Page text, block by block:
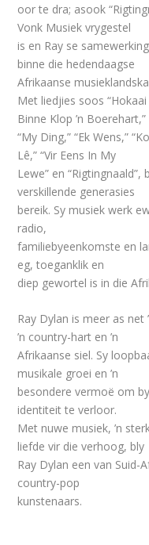
oor te dra; asook
Vonk Musiek vrygestel
is en Ray se
binne die hedendaagse
Afrikaanse
Met liedjies soos “Hokaai
Binne Klop ’n Boerehart,”
“My Ding,” “Ek Wens,”
Lê,” “Vir Eens In My
Lewe” en
verskillende generasies
bereik. Sy musiek werk
radio,
familiebyeenkomste en
eg, toeganklik en
diep gewortel is in die
Ray Dylan is meer as net
’n country-hart en ’n
Afrikaanse siel. Sy
musikale groei en ’n
besondere vermoë om
identiteit te verloor.
Met nuwe musiek, ’n
liefde vir die verhoog, bly
Ray Dylan een van Suid-
country-pop
kunstenaars.